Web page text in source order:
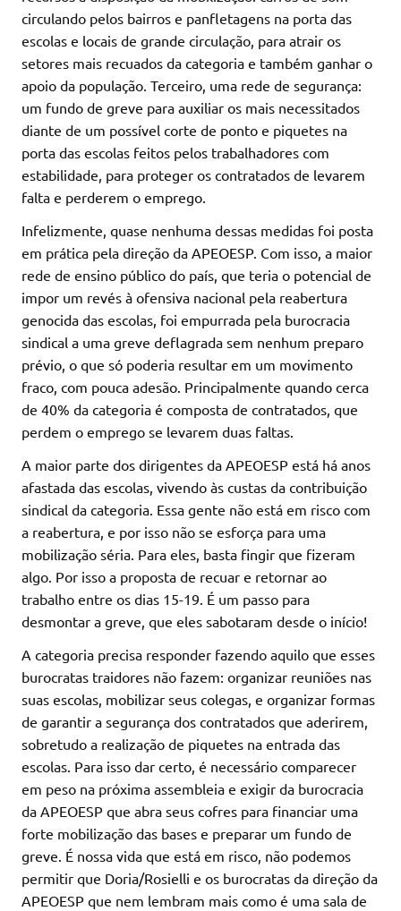
circulando pelos bairros e panfletagens na porta das
escolas e locais de grande circulação, para atrair os
setores mais recuados da categoria e também ganhar o
apoio da população. Terceiro, uma rede de segurança:
um fundo de greve para auxiliar os mais necessitados
diante de um possível corte de ponto e piquetes na
porta das escolas feitos pelos trabalhadores com
estabilidade, para proteger os contratados de levarem
falta e perderem o emprego.
Infelizmente, quase nenhuma dessas medidas foi posta
em prática pela direção da APEOESP. Com isso, a maior
rede de ensino público do país, que teria o potencial de
impor um revés à ofensiva nacional pela reabertura
genocida das escolas, foi empurrada pela burocracia
sindical a uma greve deflagrada sem nenhum preparo
prévio, o que só poderia resultar em um movimento
fraco, com pouca adesão. Principalmente quando cerca
de 40% da categoria é composta de contratados, que
perdem o emprego se levarem duas faltas.
A maior parte dos dirigentes da APEOESP está há anos
afastada das escolas, vivendo às custas da contribuição
sindical da categoria. Essa gente não está em risco com
a reabertura, e por isso não se esforça para uma
mobilização séria. Para eles, basta fingir que fizeram
algo. Por isso a proposta de recuar e retornar ao
trabalho entre os dias 15-19. É um passo para
desmontar a greve, que eles sabotaram desde o início!
A categoria precisa responder fazendo aquilo que esses
burocratas traidores não fazem: organizar reuniões nas
suas escolas, mobilizar seus colegas, e organizar formas
de garantir a segurança dos contratados que aderirem,
sobretudo a realização de piquetes na entrada das
escolas. Para isso dar certo, é necessário comparecer
em peso na próxima assembleia e exigir da burocracia
da APEOESP que abra seus cofres para financiar uma
forte mobilização das bases e preparar um fundo de
greve. É nossa vida que está em risco, não podemos
permitir que Doria/Rosielli e os burocratas da direção da
APEOESP que nem lembram mais como é uma sala de